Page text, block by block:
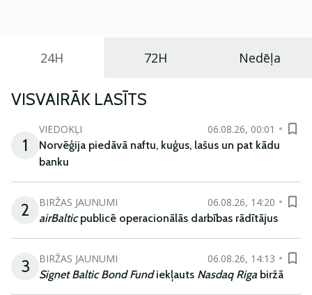
24H 72H Nedēļa
VISVAIRĀK LASĪTS
1
VIEDOKĻI
06.08.26, 00:01
Norvēģija piedāvā naftu, kuģus, lašus un pat kādu
banku
2 BIRŽAS JAUNUMI
06.08.26, 14:20
airBalticpublicē operacionālās darbības rādītājus
3 BIRŽAS JAUNUMI
06.08.26, 14:13
Signet Baltic Bond Fundiekļauts Nasdaq Riga biržā